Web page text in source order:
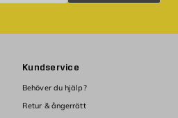
Kundservice
Behöver du hjälp?
Retur & ångerrätt